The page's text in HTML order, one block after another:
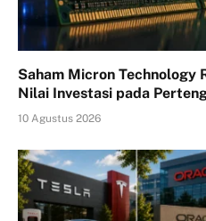
Saham Micron Technology
Nilai Investasi pada
10 Agustus 2026